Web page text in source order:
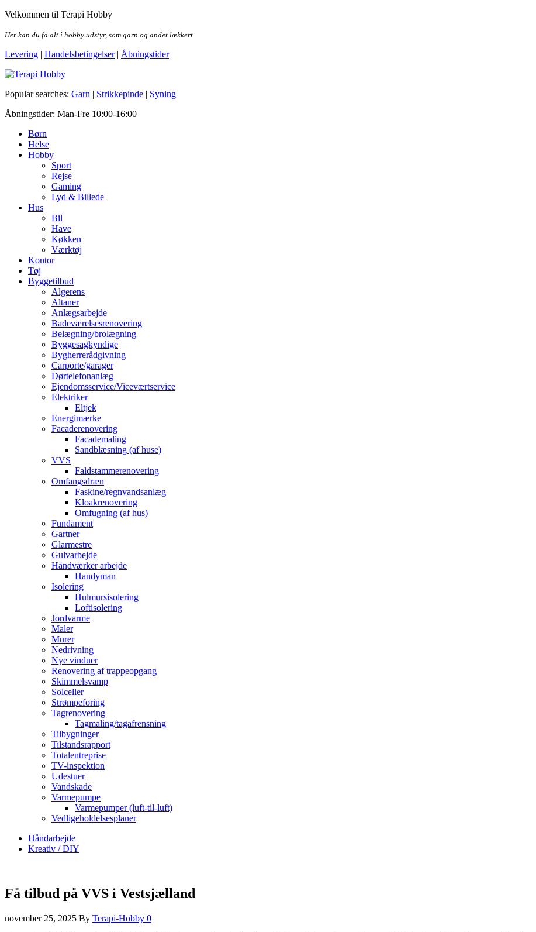
Skip
the
Velkommen til Terapi Hobby
Her kan du få alt i hobby udstyr, som garn og andet lækkert
Levering | Handelsbetingelser| Åbningstider
Terapi Hobby
Popular searches: Garn | Strikkepinde | Syning
Åbningstider: Man-Fre 10:00-16:00
Børn
Helse
Hobby
Sport
Rejse
Gaming
Lyd & Billede
Hus
Bil
Have
Køkken
Værktøj
Kontor
Tøj
Byggetilbud
Algerens
Altaner
Anlægsarbejde
Badeværelsesrenovering
Belægning/brolægning
Byggesagkyndige
Bygherrerådgivning
Carporte/garager
Dørtelefonanlæg
Ejendomsservice/Viceværtservice
Elektriker
Eltjek
Energimærke
Facaderenovering
Facademaling
Sandblæsning (af huse)
VVS
Faldstammerenovering
Omfangsdræn
Faskine/regnvandsanlæg
Kloakrenovering
Omfugning (af hus)
Fundament
Gartner
Glarmestre
Gulvarbejde
Håndværker arbejde
Handyman
Isolering
Hulmursisolering
Loftisolering
Jordvarme
Maler
Murer
Nedrivning
Nye vinduer
Renovering af trappeopgang
Skimmelsvamp
Solceller
Strømpeforing
Tagrenovering
Tagmaling/tagafrensning
Tilbygninger
Tilstandsrapport
Totalentreprise
TV-inspektion
Udestuer
Vandskade
Varmepumpe
Varmepumper (luft-til-luft)
Vedligeholdelsesplaner
Håndarbejde
Kreativ / DIY
Få tilbud på VVS i Vestsjælland
november 25, 2025 By Terapi-Hobby 0